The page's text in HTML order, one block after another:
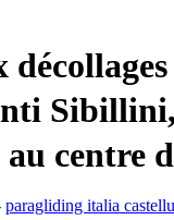
centre
paragliding italia